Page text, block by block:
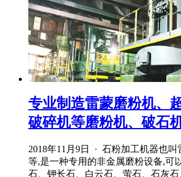
专业制造雷蒙磨粉机、
破碎机等磨粉机、破石
2018年11月9日 · 石粉加工机器也
等,是一种专用的非金属磨粉设备,可
石、钾长石、白云石、萤石、石灰